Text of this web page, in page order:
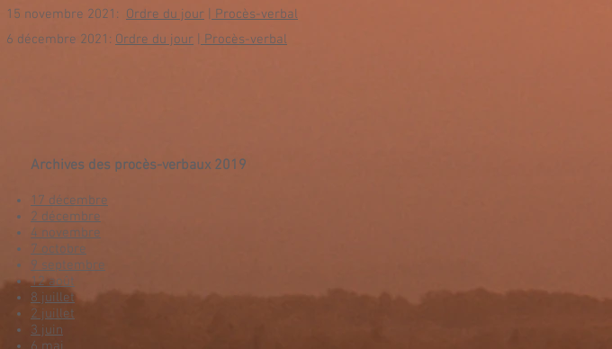
15 novembre 2021: Ordre du jour
Procès-verbal
6 décembre 2021: Ordre du jour Procès-verbal
Archives des procès-verbaux 2019
17 décembre
2 décembre
4 novembre
7 octobre
9 septembre
12 août
8 juillet
2 juillet
3 juin